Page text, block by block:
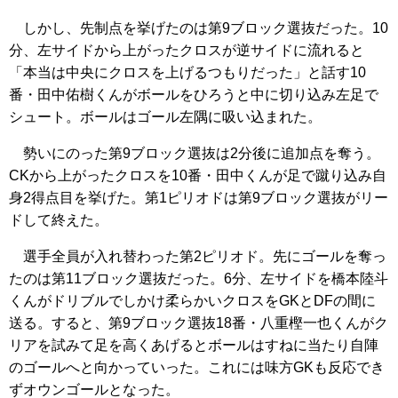
しかし、先制点を挙げたのは第9ブロック選抜だった。10
分、左サイドから上がったクロスが逆サイドに流れると
「本当は中央にクロスを上げるつもりだった」と話す10
番・田中佑樹くんがボールをひろうと中に切り込み左足で
シュート。ボールはゴール左隅に吸い込まれた。
勢いにのった第9ブロック選抜は2分後に追加点を奪う。
CKから上がったクロスを10番・田中くんが足で蹴り込み自
身2得点目を挙げた。第1ピリオドは第9ブロック選抜がリー
ドして終えた。
選手全員が入れ替わった第2ピリオド。先にゴールを奪っ
たのは第11ブロック選抜だった。6分、左サイドを橋本陸斗
くんがドリブルでしかけ柔らかいクロスをGKとDFの間に
送る。すると、第9ブロック選抜18番・八重樫一也くんがク
リアを試みて足を高くあげるとボールはすねに当たり自陣
のゴールへと向かっていった。これには味方GKも反応でき
ずオウンゴールとなった。